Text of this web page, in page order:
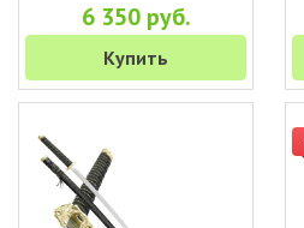
6 350 руб.
Купить